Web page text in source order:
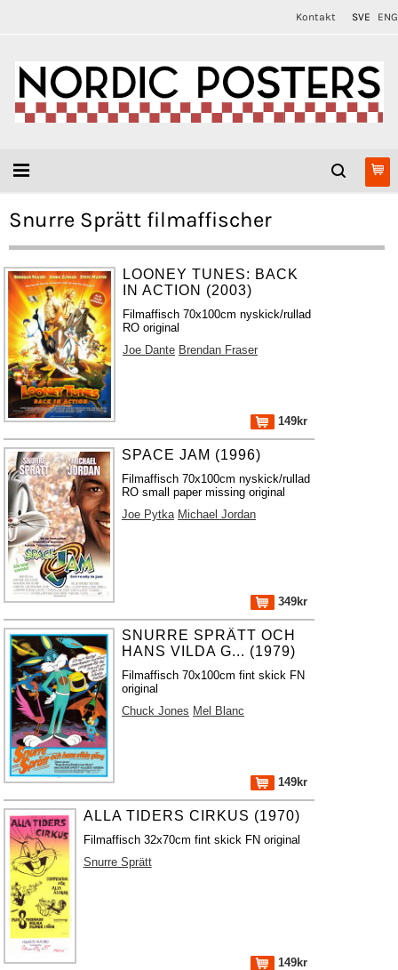
Kontakt SVE ENG
Snurre Sprätt filmaffischer
LOONEY TUNES: BACK
IN ACTION (2003)
Filmaffisch 70x100cm nyskick/rullad
RO original
Joe Dante Brendan Fraser
149kr
SPACE JAM (1996)
Filmaffisch 70x100cm nyskick/rullad
RO small paper missing original
Joe Pytka Michael Jordan
349kr
SNURRE SPRÄTT OCH
HANS VILDA G... (1979)
Filmaffisch 70x100cm fint skick FN
original
Chuck Jones Mel Blanc
149kr
ALLA TIDERS CIRKUS (1970)
Filmaffisch 32x70cm fint skick FN original
Snurre Sprätt
149kr